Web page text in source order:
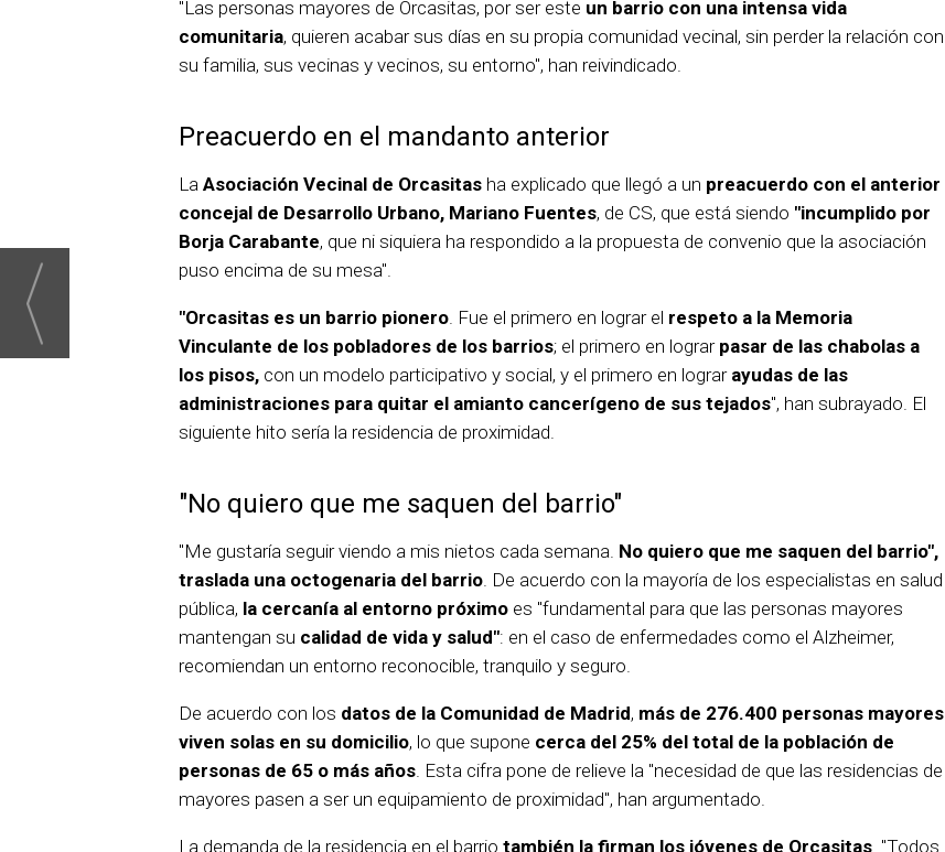
"Las personas mayores de Orcasitas, por ser este un barrio con una intensa vida
comunitaria, quieren acabar sus días en su propia comunidad vecinal, sin perder la relación con
su familia, sus vecinas y vecinos, su entorno", han reivindicado.
Preacuerdo en el mandanto anterior
La Asociación Vecinal de Orcasitas ha explicado que llegó a un preacuerdo con el anterior
concejal de Desarrollo Urbano, Mariano Fuentes, de CS, que está siendo "incumplido por
Borja Carabante, que ni siquiera ha respondido a la propuesta de convenio que la asociación
puso encima de su mesa".
"Orcasitas es un barrio pionero. Fue el primero en lograr el respeto a la Memoria
Vinculante de los pobladores de los barrios; el primero en lograr pasar de las chabolas a
los pisos, con un modelo participativo y social, y el primero en lograr ayudas de las
administraciones para quitar el amianto cancerígeno de sus tejados", han subrayado. El
siguiente hito sería la residencia de proximidad.
"No quiero que me saquen del barrio"
"Me gustaría seguir viendo a mis nietos cada semana. No quiero que me saquen del barrio",
traslada una octogenaria del barrio. De acuerdo con la mayoría de los especialistas en salud
pública, la cercanía al entorno próximo es "fundamental para que las personas mayores
mantengan su calidad de vida y salud": en el caso de enfermedades como el Alzheimer,
recomiendan un entorno reconocible, tranquilo y seguro.
De acuerdo con los datos de la Comunidad de Madrid, más de 276.400 personas mayores
viven solas en su domicilio, lo que supone cerca del 25% del total de la población de
personas de 65 o más años. Esta cifra pone de relieve la "necesidad de que las residencias de
mayores pasen a ser un equipamiento de proximidad", han argumentado.
La demanda de la residencia en el barrio también la firman los jóvenes de Orcasitas . "Todos